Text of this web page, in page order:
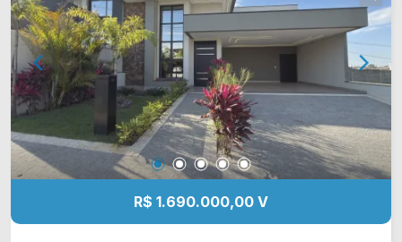
R$ 1.690.000,00 V